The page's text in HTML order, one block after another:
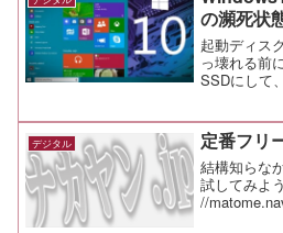
の瀕死状
起動ディス
っ壊れる前
SSDにして
みたので
差が激しす
デジタル 定番フリ
結構知らな
試してみよ
//